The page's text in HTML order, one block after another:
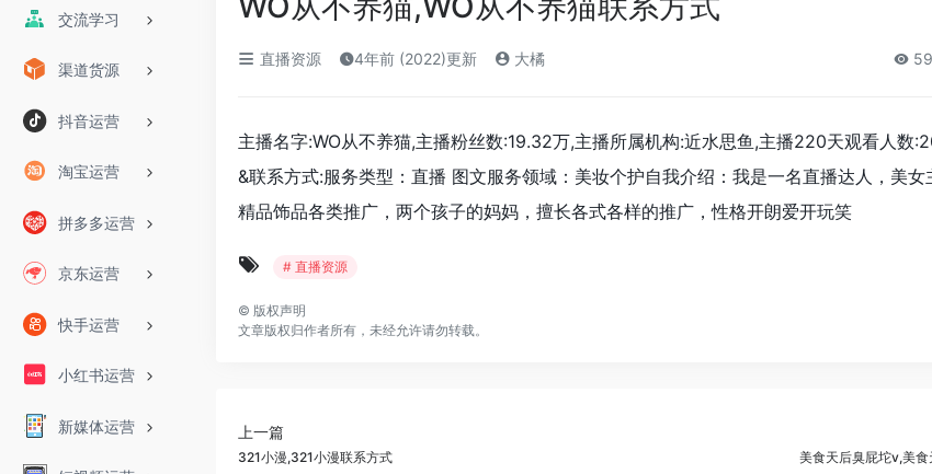
交流学习
渠道货源
抖音运营
淘宝运营
拼多多运营
京东运营
快手运营
小红书运营
新媒体运营
直播资源 4年前 (2022)更新 大橘
主播名字:WO从不养猫,主播粉丝数:19.32万,主播所属机构:近水思鱼,主播220天观看人数
&联系方式:服务类型：直播 图文服务领域：美妆个护自我介绍：我是一名直播达人，美女
精品饰品各类推广，两个孩子的妈妈，擅长各式各样的推广，性格开朗爱开玩笑
# 直播资源
© 版权声明
文章版权归作者所有，未经允许请勿转载。
上一篇
321小漫,321小漫联系方式 美食天后臭屁坨v,美